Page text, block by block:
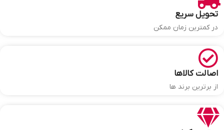
تحویل سریع
در کمترین زمان ممکن
اصالت کالاها
از برترین برند ها